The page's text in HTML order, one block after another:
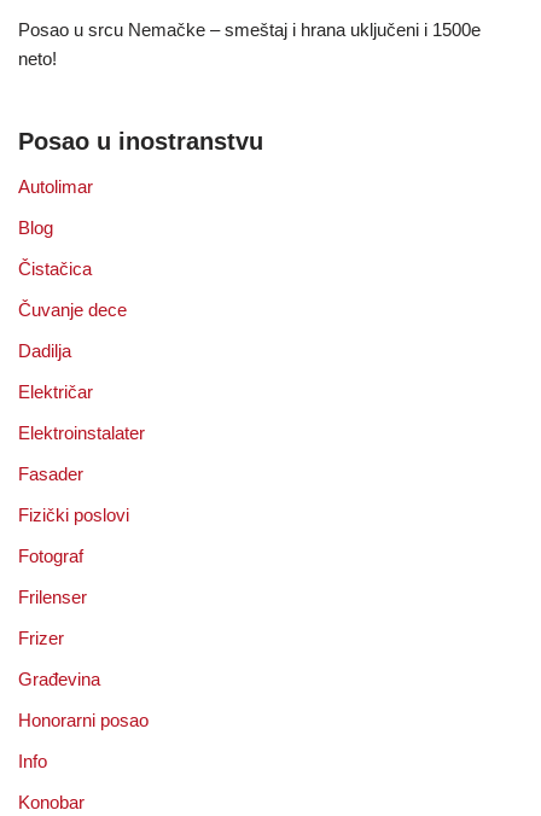
Posao u srcu Nemačke – smeštaj i hrana uključeni i 1500e
neto!
Posao u inostranstvu
Autolimar
Blog
Čistačica
Čuvanje dece
Dadilja
Električar
Elektroinstalater
Fasader
Fizički poslovi
Fotograf
Frilenser
Frizer
Građevina
Honorarni posao
Info
Konobar